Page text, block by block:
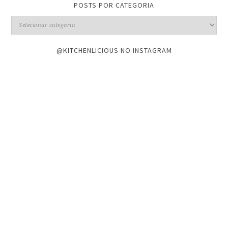
POSTS POR CATEGORIA
@KITCHENLICIOUS NO INSTAGRAM